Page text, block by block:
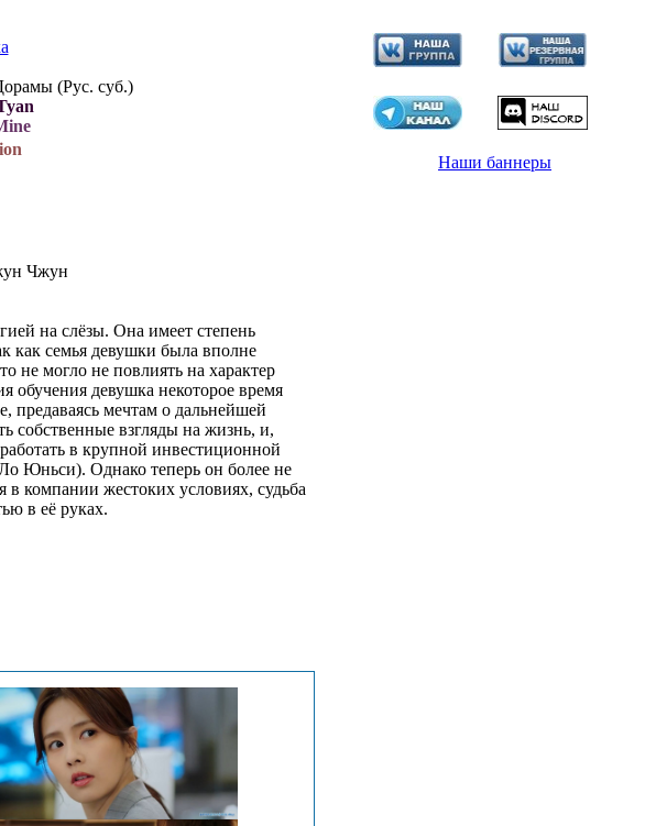
(Рус. суб.)
Чжун
на слёзы. Она имеет степень
как семья девушки была вполне
не могло не повлиять на характер
обучения девушка некоторое время
предаваясь мечтам о дальнейшей
собственные взгляды на жизнь, и,
в крупной инвестиционной
Юньси). Однако теперь он более не
компании жестоких условиях, судьба
в её руках.
Наши баннеры